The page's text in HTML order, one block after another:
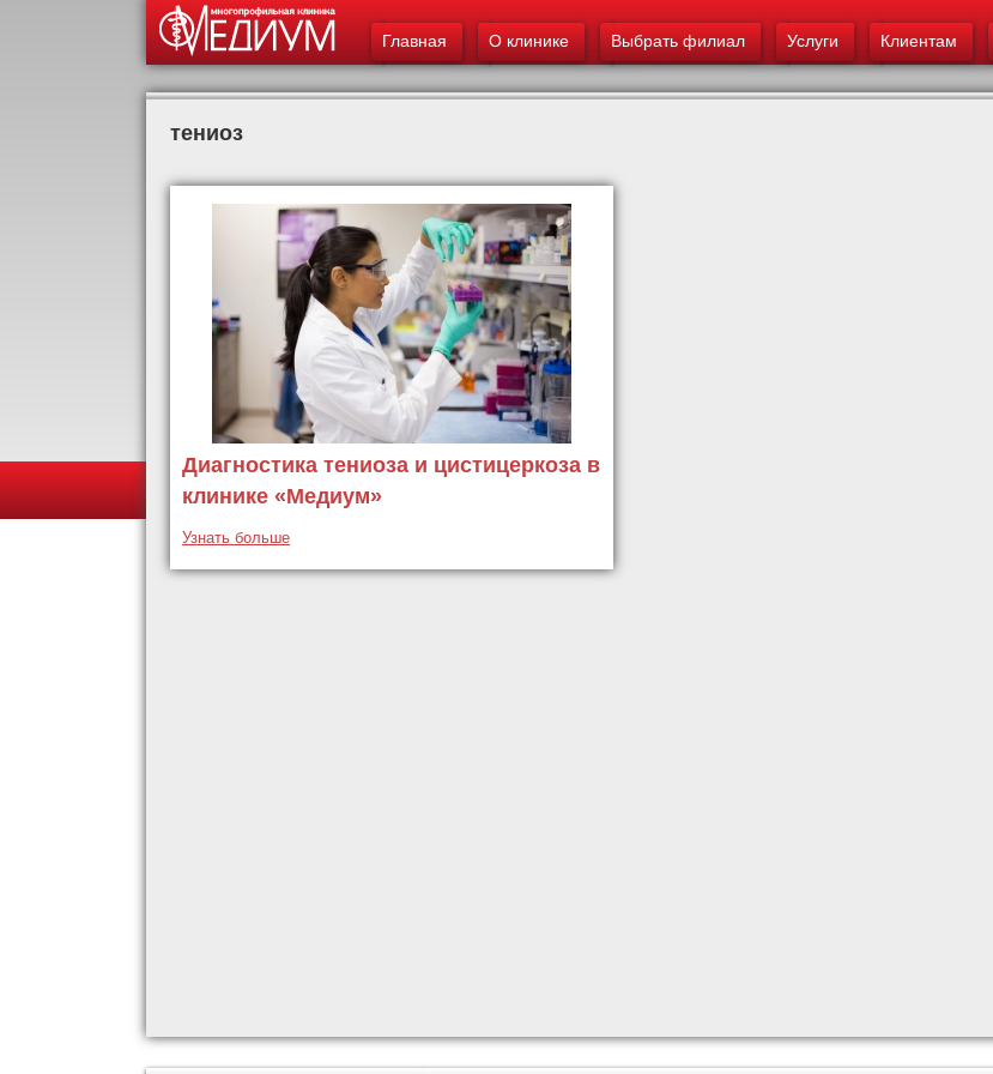
содержанию
Главная
О клинике Выбрать филиал Услуги Клиентам
тениоз
Диагностика тениоза и цистицеркоза в
клинике «Медиум»
Узнать больше